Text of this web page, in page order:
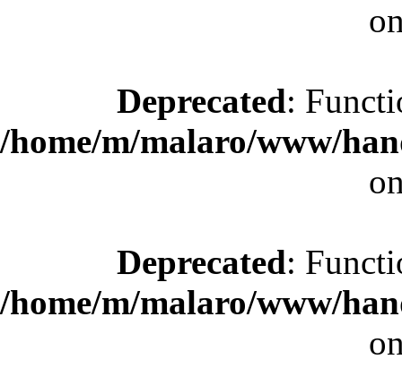
Deprecated:
/home/m/malaro/www/
Deprecated:
/home/m/malaro/www/